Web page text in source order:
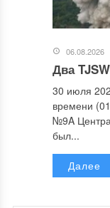
06.08.2026
Два
30 июля
времени
№9A
был...
Далее